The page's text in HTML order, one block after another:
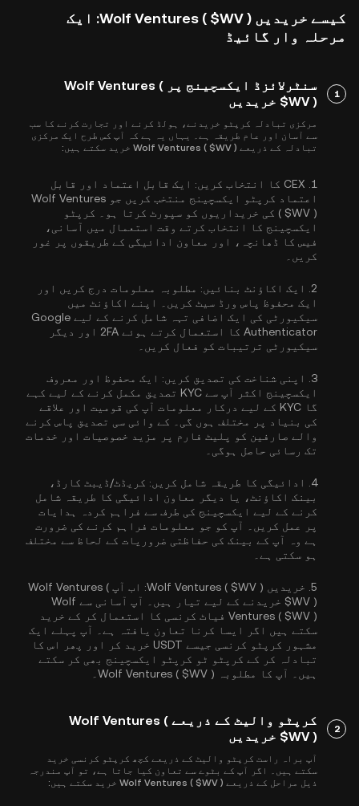
کیسے خریدیں Wolf Ventures ( $WV ): ایک
مرحلہ وار گائیڈ
1
سنٹرلائزڈ ایکسچینج پر Wolf Ventures (
$WV ) خریدیں
مرکزی تبادلہ کرپٹو خریدنے، ہولڈ کرنے اور تجارت کرنے کا سب
سے آسان اور عام طریقہ ہے۔ یہاں یہ ہے کہ آپ کس طرح ایک مرکزی
تبادلہ کے ذریعے Wolf Ventures ( $WV ) خرید سکتے ہیں:
1. CEX کا انتخاب کریں:
ایک قابل اعتماد اور قابل
اعتماد کرپٹو ایکسچینج منتخب کریں جو Wolf Ventures
( $WV ) کی خریداریوں کو سپورٹ کرتا ہو۔ کرپٹو
ایکسچینج کا انتخاب کرتے وقت استعمال میں آسانی،
فیس کا ڈھانچہ، اور معاون ادائیگی کے طریقوں پر غور
کریں۔
2. ایک اکاؤنٹ بنائیں: مطلوبہ معلومات درج کریں اور
ایک محفوظ پاس ورڈ سیٹ کریں۔ اپنے اکاؤنٹ میں
سیکیورٹی کی ایک اضافی تہہ شامل کرنے کے لیے Google
Authenticator کا استعمال کرتے ہوئے 2FA
اور دیگر
سیکیورٹی ترتیبات کو فعال کریں۔
3. اپنی شناخت کی تصدیق کریں: ایک محفوظ اور معروف
ایکسچینج اکثر آپ سے
KYC تصدیق مکمل کرنے کے لیے کہے
گا
KYC کے لیے درکار معلومات آپ کی قومیت اور علاقے
کی بنیاد پر مختلف ہوں گی۔ کے وائی سی تصدیق پاس کرنے
والے صارفین کو پلیٹ فارم پر مزید خصوصیات اور خدمات
تک رسائی حاصل ہوگی۔
4. ادائیگی کا طریقہ شامل کریں: کریڈٹ/ڈیبٹ کارڈ،
بینک اکاؤنٹ، یا دیگر معاون ادائیگی کا طریقہ شامل
کرنے کے لیے ایکسچینج کی طرف سے فراہم کردہ ہدایات
پر عمل کریں۔ آپ کو جو معلومات فراہم کرنے کی ضرورت
ہے وہ آپ کے بینک کی حفاظتی ضروریات کے لحاظ سے مختلف
ہو سکتی ہے۔
5. خریدیں Wolf Ventures ( $WV ):
اب آپ Wolf Ventures (
$WV ) خریدنے کے لیے تیار ہیں۔ آپ آسانی سے Wolf
Ventures ( $WV ) فیاٹ کرنسی کا استعمال کر کے خرید
سکتے ہیں اگر ایسا کرنا تعاون یافتہ ہے۔ آپ پہلے ایک
مشہور کرپٹو کرنسی جیسے USDT خرید کر اور پھر اس کا
تبادلہ کر کے کرپٹو ٹو کرپٹو ایکسچینج بھی کر سکتے
ہیں۔ آپ کا مطلوبہ Wolf Ventures ( $WV )۔
2
کرپٹو والیٹ کے ذریعے Wolf Ventures (
$WV ) خریدیں
آپ براہ راست کرپٹو والیٹ کے ذریعے کچھ کرپٹو کرنسی خرید
سکتے ہیں۔ اگر آپ کے بٹوے سے تعاون کیا جاتا ہے، تو آپ مندرجہ
ذیل مراحل کے ذریعے Wolf Ventures ( $WV ) خرید سکتے ہیں: